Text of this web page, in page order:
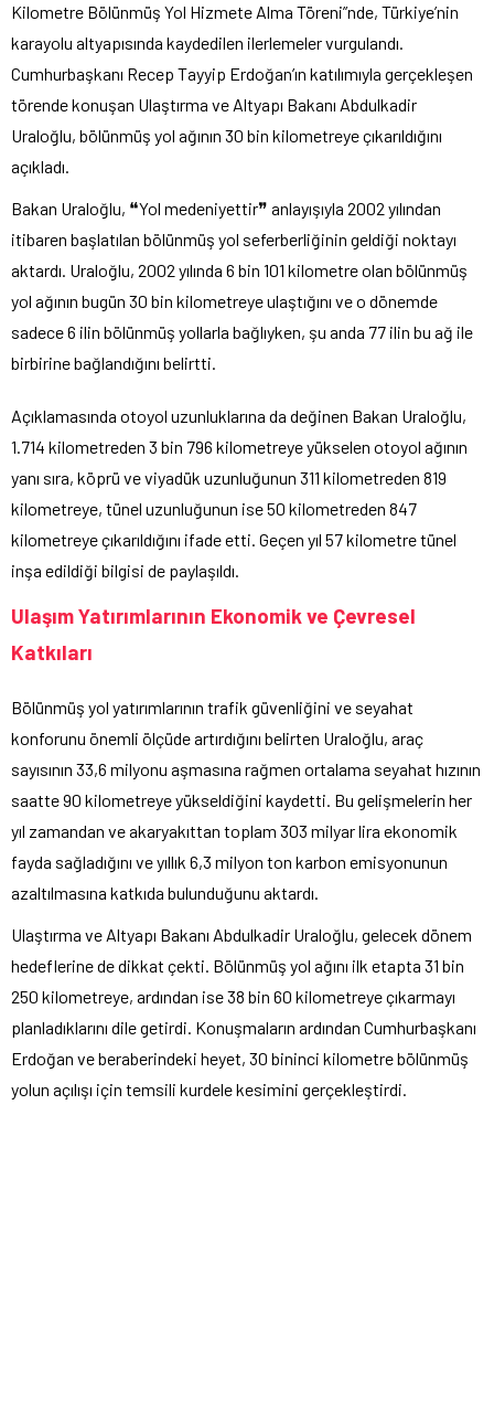
Kilometre Bölünmüş Yol Hizmete Alma Töreni”nde, Türkiye’nin
karayolu altyapısında kaydedilen ilerlemeler vurgulandı.
Cumhurbaşkanı Recep Tayyip Erdoğan’ın katılımıyla gerçekleşen
törende konuşan Ulaştırma ve Altyapı Bakanı Abdulkadir
Uraloğlu, bölünmüş yol ağının 30 bin kilometreye çıkarıldığını
açıkladı.
Bakan Uraloğlu, ❝Yol medeniyettir❞ anlayışıyla 2002 yılından
itibaren başlatılan bölünmüş yol seferberliğinin geldiği noktayı
aktardı. Uraloğlu, 2002 yılında 6 bin 101 kilometre olan bölünmüş
yol ağının bugün 30 bin kilometreye ulaştığını ve o dönemde
sadece 6 ilin bölünmüş yollarla bağlıyken, şu anda 77 ilin bu ağ ile
birbirine bağlandığını belirtti.
Açıklamasında otoyol uzunluklarına da değinen Bakan Uraloğlu,
1.714 kilometreden 3 bin 796 kilometreye yükselen otoyol ağının
yanı sıra, köprü ve viyadük uzunluğunun 311 kilometreden 819
kilometreye, tünel uzunluğunun ise 50 kilometreden 847
kilometreye çıkarıldığını ifade etti. Geçen yıl 57 kilometre tünel
inşa edildiği bilgisi de paylaşıldı.
Ulaşım Yatırımlarının Ekonomik ve Çevresel
Katkıları
Bölünmüş yol yatırımlarının trafik güvenliğini ve seyahat
konforunu önemli ölçüde artırdığını belirten Uraloğlu, araç
sayısının 33,6 milyonu aşmasına rağmen ortalama seyahat hızının
saatte 90 kilometreye yükseldiğini kaydetti. Bu gelişmelerin her
yıl zamandan ve akaryakıttan toplam 303 milyar lira ekonomik
fayda sağladığını ve yıllık 6,3 milyon ton karbon emisyonunun
azaltılmasına katkıda bulunduğunu aktardı.
Ulaştırma ve Altyapı Bakanı Abdulkadir Uraloğlu, gelecek dönem
hedeflerine de dikkat çekti. Bölünmüş yol ağını ilk etapta 31 bin
250 kilometreye, ardından ise 38 bin 60 kilometreye çıkarmayı
planladıklarını dile getirdi. Konuşmaların ardından Cumhurbaşkanı
Erdoğan ve beraberindeki heyet, 30 bininci kilometre bölünmüş
yolun açılışı için temsili kurdele kesimini gerçekleştirdi.